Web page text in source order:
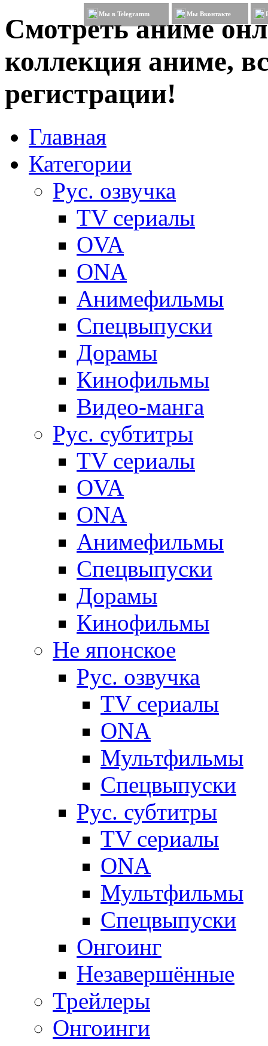
Смотреть аниме
коллекция аниме,
регистрации!
Мы в Telegramm Мы Вконтакте
Главная
Категории
Рус. озвучка
TV сериалы
OVA
ONA
Анимефильмы
Спецвыпуски
Дорамы
Кинофильмы
Видео-манга
Рус. субтитры
TV сериалы
OVA
ONA
Анимефильмы
Спецвыпуски
Дорамы
Кинофильмы
Не японское
Рус. озвучка
TV сериалы
ONA
Мультфильмы
Спецвыпуски
Рус. субтитры
TV сериалы
ONA
Мультфильмы
Спецвыпуски
Онгоинг
Незавершённые
Трейлеры
Онгоинги